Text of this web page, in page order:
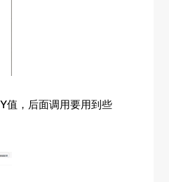
值，后面调用要用到些